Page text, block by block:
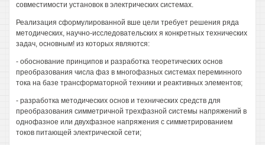
совместимости установок в электрических системах.
Реализация сформулированной вше цели требует решения ряда
методических, научно-исследовательских я конкретных технических
задач, основным! из которых являются:
- обоснование принципов и разработка теоретических основ
преобразования числа фаз в многофазных системах переминного
тока на базе трансформаторной техники и реактивных элементов;
- разработка методических основ и технических средств для
преобразования симметричной трехфазной системы напряжений в
однофазное или двухфазное напряжения с симметрированием
токов питающей электрической сети;